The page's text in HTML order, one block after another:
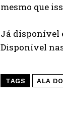
mesmo que
Já disponível
Disponível
TAGS ALA